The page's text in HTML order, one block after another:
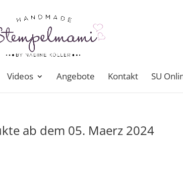
Videos Angebote Kontakt SU
ab dem 05. Maerz 2024